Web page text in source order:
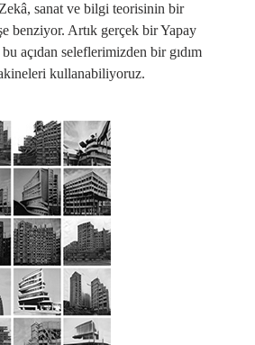
sanat ve bilgi teorisinin bir
benziyor. Artık gerçek bir Yapay
açıdan seleflerimizden bir gıdım
kullanabiliyoruz.